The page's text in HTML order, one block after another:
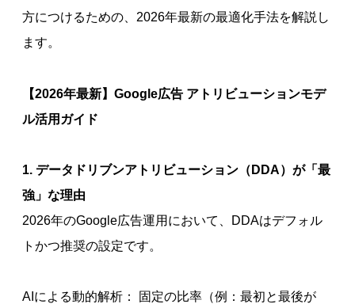
方につけるための、2026年最新の最適化手法を解説し
ます。
【2026年最新】Google広告 アトリビューションモデ
ル活用ガイド
1. データドリブンアトリビューション（DDA）が「最
強」な理由
2026年のGoogle広告運用において、DDAはデフォル
トかつ推奨の設定です。
AIによる動的解析： 固定の比率（例：最初と最後が